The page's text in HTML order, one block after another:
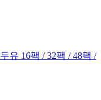
유 16팩 / 32팩 / 48팩 /